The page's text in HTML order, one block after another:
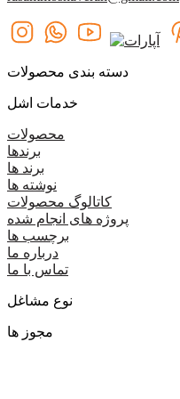
دسته بندی محصولات
خدمات اشل
محصولات
برندها
برند ها
نوشته ها
کاتالوگ محصولات
پروژه های انجام شده
برچسب ها
درباره ما
تماس با ما
نوع مشاغل
مجوز ها